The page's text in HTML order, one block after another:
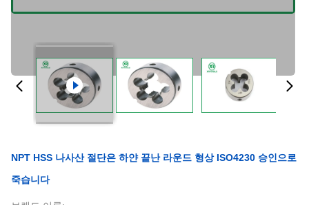
NPT HSS 나사산 절단은 하얀 끝난 라운드 형상 ISO4230 승인으로
죽습니다